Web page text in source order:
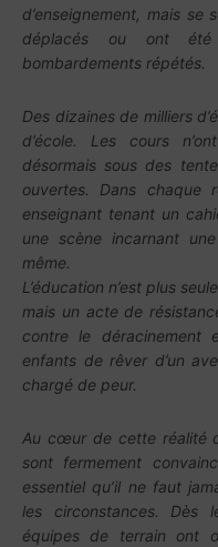
d’enseignement, mais
déplacés ou ont
bombardements répétés.
Des dizaines de milliers
d’école. Les cours
désormais sous des
ouvertes. Dans
enseignant tenant un
une scène incarnant
même.
L’éducation n’est plus
mais un acte de
contre le déracinement
enfants de rêver d’un
chargé de peur.
Au cœur de cette réalité
sont fermement
essentiel qu’il ne faut
les circonstances. Dès
équipes de terrain ont